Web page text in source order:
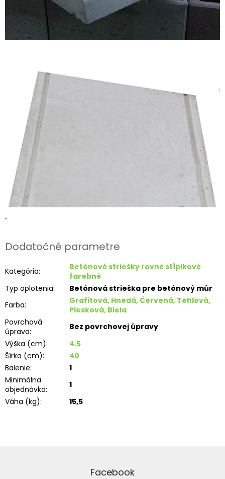
"
Dodatočné parametre
Kategória:
Betónové striešky rovné stĺpikové
farebné
Typ oplotenia:
Betónová strieška pre betónový múr
Farba:
Grafitová, Hnedá, Červená, Tehlová,
Piesková, Biela
Povrchová
úprava:
Bez povrchovej úpravy
Výška (cm):
4.5
Šírka (cm):
40
Balenie:
1
Minimálna
objednávka:
1
Váha (kg): 15,5
Facebook